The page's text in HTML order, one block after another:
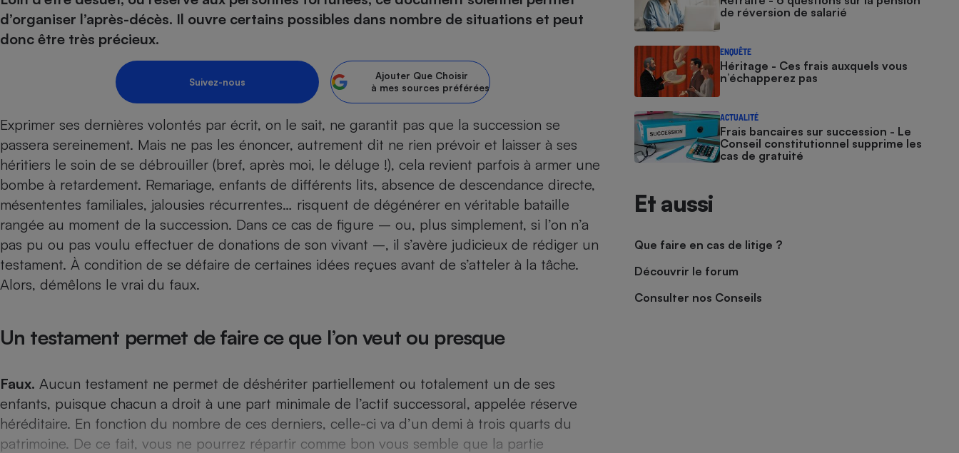
d’organiser l’après-décès. Il ouvre certains possibles dans nombre de situations et peut
donc être très précieux.
Suivez-nous
Ajouter Que Choisir
à mes sources préférées
Exprimer ses dernières volontés par écrit, on le sait, ne garantit pas que la succession se
passera sereinement. Mais ne pas les énoncer, autrement dit ne rien prévoir et laisser à ses
héritiers le soin de se débrouiller (bref, après moi, le déluge !), cela revient parfois à armer une
bombe à retardement. Remariage, enfants de différents lits, absence de descendance directe,
mésententes familiales, jalousies récurrentes… risquent de dégénérer en véritable bataille
rangée au moment de la succession. Dans ce cas de figure – ou, plus simplement, si l’on n’a
pas pu ou pas voulu effectuer de donations de son vivant –, il s’avère judicieux de rédiger un
testament. À condition de se défaire de certaines idées reçues avant de s’atteler à la tâche.
Alors, démêlons le vrai du faux.
Un testament permet de faire ce que l’on veut ou presque
Faux. Aucun testament ne permet de déshériter partiellement ou totalement un de ses
enfants, puisque chacun a droit à une part minimale de l’actif successoral, appelée réserve
héréditaire. En fonction du nombre de ces derniers, celle-ci va d’un demi à trois quarts du
patrimoine. De ce fait, vous ne pourrez répartir comme bon vous semble que la partie
de réversion de salarié
ENQUÊTE
Héritage - Ces frais auxquels vous
n’échapperez pas
ACTUALITÉ
Frais bancaires sur succession - Le
Conseil constitutionnel supprime les
cas de gratuité
Et aussi
Que faire en cas de litige ?
Découvrir le forum
Consulter nos Conseils
Nutrition
Produit alimentaire
Supermarché - Drive
Circuits courts et
alimentation locale
Complément
alimentaire
Banque - Crédit
Assurance emprunteur Assurance vie
Assurance auto
Contrôle technique - Réparation
Pièce détachée
Moto
Supermarché - Drive
Comparatif sèche-linge
Comparatif réfrigérateur-congélateur
Comparatif plaque à induction
Comparatif hotte aspirante
Comparatif climatiseur mobile
Comparatif aspirateur balai
Comparatif aspirateur traîneau
Comparatif cafetière automatique
Comparatif robot cuiseur
Petit électroménager - Ustensile
Électricité - Gaz
Panneaux
photovoltaïques
Comparatif smartphone
Comparatif casque audio
Comparatif barre de son
Comparatif imprimante multifonction
Comparatif ordinateur portable
Comparatif ultrabook
Comparatif tablette tactile
Image et son
Internet
Comparatif nettoyeur haute
Comparatif tondeuse robot
Comparatif poêle à granulés
Comparatif radiateur électrique
Aménagement
Bricolage - Jardinage
Chauffage
Produit d'entretien
Comparateur mutuelle
Comparateur des devis d’opticiens
Hygiène - Beauté
Maladie - Médecine - Médicament
Système de santé - Complémentaire santé
Mutuelle Aide auditive
Maison de retraite
Puériculture - Produit
pour bébé
Choisir son fioul
Choisir son pellet
Comparateur assurance emprunteur
Energie Moins Chère Ensemble
Tous les comparateurs
Toutes les cartes interactives
Speedtest - Testez le débit de votre
connexion Internet
nous ?